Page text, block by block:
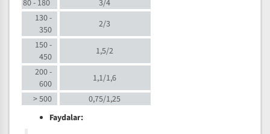
80 - 180
3/4
130 -
350
2/3
150 -
450
1,5/2
200 -
600
1,1/1,6
> 500
0,75/1,25
Faydalar: